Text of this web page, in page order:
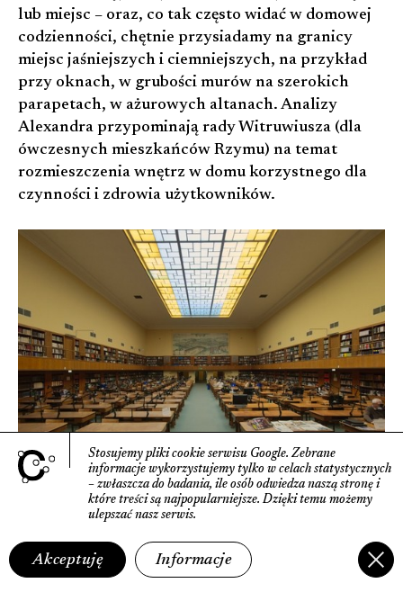
lub miejsc – oraz, co tak często widać w domowej
codzienności, chętnie przysiadamy na granicy
miejsc jaśniejszych i ciemniejszych, na przykład
przy oknach, w grubości murów na szerokich
parapetach, w ażurowych altanach. Analizy
Alexandra przypominają rady Witruwiusza (dla
ówczesnych mieszkańców Rzymu) na temat
rozmieszczenia wnętrz w domu korzystnego dla
czynności i zdrowia użytkowników.
Czytelnia główna w starym gmachu Biblioteki Jagiellońskiej, Kraków
proj. Wacław Krzyżanowski, 1929–1939
Fot. Adrian Tync, Wikimedia Commons CCA-SA 4.0 International
Podobieństwo doświadczeń percepcyjnych danej
grupy ludzi pozwala kształtować światło we
Stosujemy pliki cookie serwisu Google. Zebrane
informacje wyko­rzystujemy tylko w celach statys­tycznych
– zwłaszcza do badania, ile osób odwiedza naszą stronę i
które treści są najpopularniejsze.Dzięki temu możemy
ulepszać nasz serwis.
Akceptuję Informacje